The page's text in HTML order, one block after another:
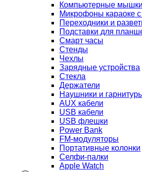
Компьютерные мышки
Микрофоны караоке с
Переходники и
Подставки для
Смарт часы
Стенды
Чехлы
Зарядные устройства
Стекла
Держатели
Наушники и
AUX кабели
USB кабели
USB флешки
Power Bank
FM-модуляторы
Портативные колонки
Селфи-палки
Apple Watch